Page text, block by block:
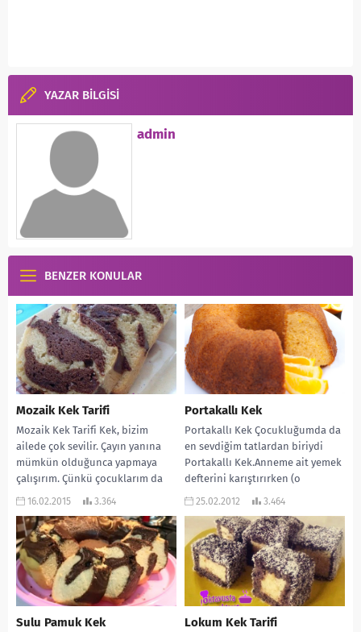
YAZAR BİLGİSİ
admin
BENZER KONULAR
Mozaik Kek Tarifi
Mozaik Kek Tarifi Kek, bizim
ailede çok sevilir. Çayın yanına
mümkün olduğunca yapmaya
çalışırım. Çünkü çocuklarım da
bayılır. Dışarıdan hazır...
16.02.2015 3.364
Portakallı Kek
Portakallı Kek Çocukluğumda da
en sevdiğim tatlardan biriydi
Portakallı Kek.Anneme ait yemek
defterini karıştırırken (o
zamanlar yemek kitapları pek
25.02.2012 3.464
Sulu Pamuk Kek Lokum Kek Tarifi